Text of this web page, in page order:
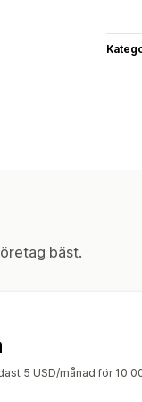
bäst.
5 USD/månad för 10